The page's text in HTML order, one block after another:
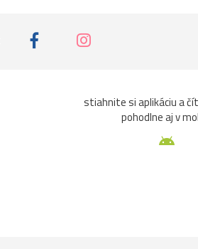
stiahnite si aplikáciu a
pohodlne aj v